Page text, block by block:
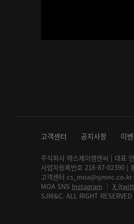
고객센터 공지사항 이
주식회사 에스제이엠엔씨 | 대표
사업자등록번호 218-87-02390 |
고객센터 cs_moa@sjmnc.co.kr
MOA SNS Instagram │ X
SJM&C. ALL RIGHT RESERVED